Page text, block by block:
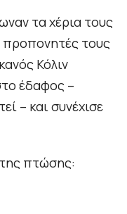
τα χέρια τους
προπονητές τους
Κόλιν
έδαφος –
– και συνέχισε
της πτώσης: